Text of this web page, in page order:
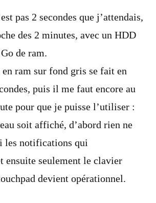
pas 2 secondes que j’attendais,
des 2 minutes, avec un HDD
de ram.
ram sur fond gris se fait en
puis il me faut encore au
pour que je puisse l’utiliser :
soit affiché, d’abord rien ne
les notifications qui
ensuite seulement le clavier
devient opérationnel.